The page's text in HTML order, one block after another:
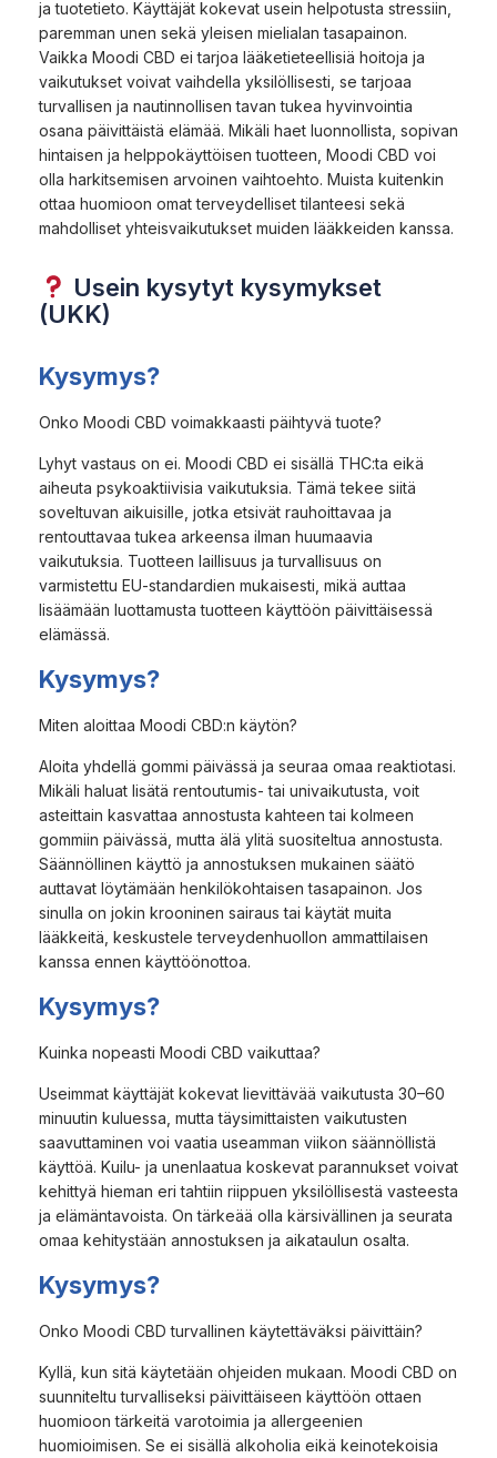
ja tuotetieto. Käyttäjät kokevat usein helpotusta stressiin,
paremman unen sekä yleisen mielialan tasapainon.
Vaikka Moodi CBD ei tarjoa lääketieteellisiä hoitoja ja
vaikutukset voivat vaihdella yksilöllisesti, se tarjoaa
turvallisen ja nautinnollisen tavan tukea hyvinvointia
osana päivittäistä elämää. Mikäli haet luonnollista, sopivan
hintaisen ja helppokäyttöisen tuotteen, Moodi CBD voi
olla harkitsemisen arvoinen vaihtoehto. Muista kuitenkin
ottaa huomioon omat terveydelliset tilanteesi sekä
mahdolliset yhteisvaikutukset muiden lääkkeiden kanssa.
Usein kysytyt kysymykset
(UKK)
Kysymys?
Onko Moodi CBD voimakkaasti päihtyvä tuote?
Lyhyt vastaus on ei. Moodi CBD ei sisällä THC:ta eikä
aiheuta psykoaktiivisia vaikutuksia. Tämä tekee siitä
soveltuvan aikuisille, jotka etsivät rauhoittavaa ja
rentouttavaa tukea arkeensa ilman huumaavia
vaikutuksia. Tuotteen laillisuus ja turvallisuus on
varmistettu EU-standardien mukaisesti, mikä auttaa
lisäämään luottamusta tuotteen käyttöön päivittäisessä
elämässä.
Kysymys?
Miten aloittaa Moodi CBD:n käytön?
Aloita yhdellä gommi päivässä ja seuraa omaa reaktiotasi.
Mikäli haluat lisätä rentoutumis- tai univaikutusta, voit
asteittain kasvattaa annostusta kahteen tai kolmeen
gommiin päivässä, mutta älä ylitä suositeltua annostusta.
Säännöllinen käyttö ja annostuksen mukainen säätö
auttavat löytämään henkilökohtaisen tasapainon. Jos
sinulla on jokin krooninen sairaus tai käytät muita
lääkkeitä, keskustele terveydenhuollon ammattilaisen
kanssa ennen käyttöönottoa.
Kysymys?
Kuinka nopeasti Moodi CBD vaikuttaa?
Useimmat käyttäjät kokevat lievittävää vaikutusta 30–60
minuutin kuluessa, mutta täysimittaisten vaikutusten
saavuttaminen voi vaatia useamman viikon säännöllistä
käyttöä. Kuilu- ja unenlaatua koskevat parannukset voivat
kehittyä hieman eri tahtiin riippuen yksilöllisestä vasteesta
ja elämäntavoista. On tärkeää olla kärsivällinen ja seurata
omaa kehitystään annostuksen ja aikataulun osalta.
Kysymys?
Onko Moodi CBD turvallinen käytettäväksi päivittäin?
Kyllä, kun sitä käytetään ohjeiden mukaan. Moodi CBD on
suunniteltu turvalliseksi päivittäiseen käyttöön ottaen
huomioon tärkeitä varotoimia ja allergeenien
huomioimisen. Se ei sisällä alkoholia eikä keinotekoisia